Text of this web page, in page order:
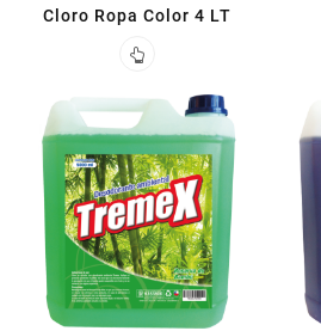
Cloro Ropa Color 4 LT